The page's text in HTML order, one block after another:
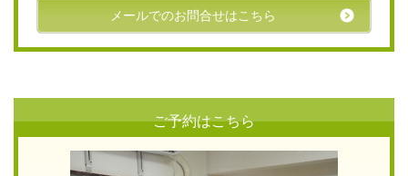
メールでのお問合せはこちら
ご予約はこちら